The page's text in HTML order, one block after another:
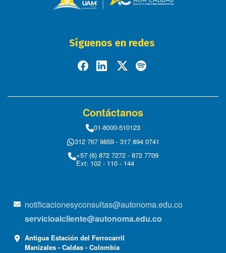
Síguenos en redes
Contáctanos
01-8000-510123
312 767 9859 - 317 894 0741
+57 (6) 872 7272 - 872 7709
Ext: 102 - 110 - 144
notificacionesyconsultas@autonoma.edu.co
servicioalcliente@autonoma.edu.co
Antigua Estación del Ferrocarril
Manizales - Caldas - Colombia